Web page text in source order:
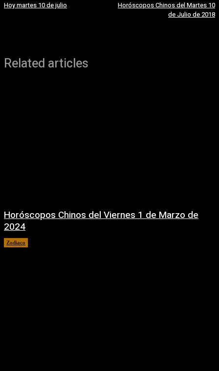
Hoy martes 10 de julio
Horóscopos Chinos del Martes 10
de Julio de 2018
Related articles
Horóscopos Chinos del Viernes 1 de Marzo de
2024
Zodiaco